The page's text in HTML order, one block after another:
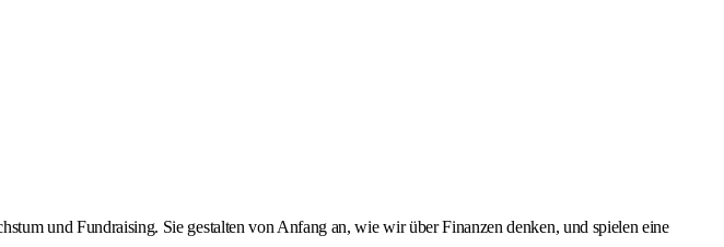
und Fundraising. Sie gestalten von Anfang an, wie wir über Finanzen denken, und spielen eine